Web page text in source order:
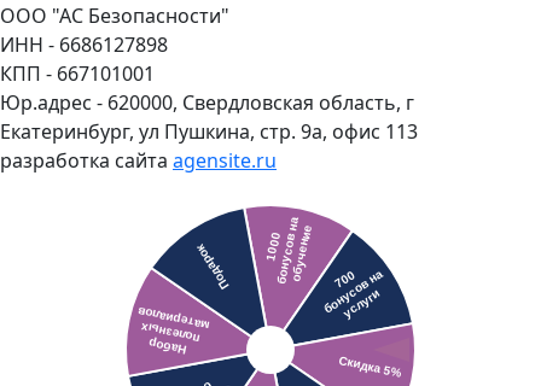
ООО "АС Безопасности"
ИНН - 6686127898
КПП - 667101001
Юр.адрес - 620000, Свердловская область, г
Екатеринбург, ул Пушкина, стр. 9а, офис 113
разработка сайта agensite.ru